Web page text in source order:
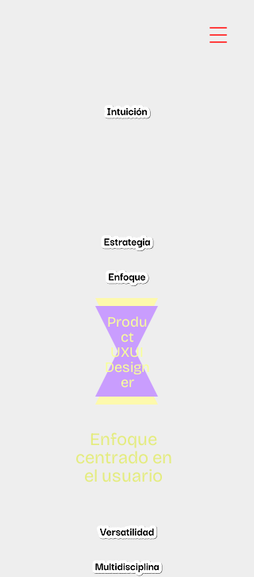
Produ
ct
UXUI
Design
er
Enfoque
centrado en
el usuario